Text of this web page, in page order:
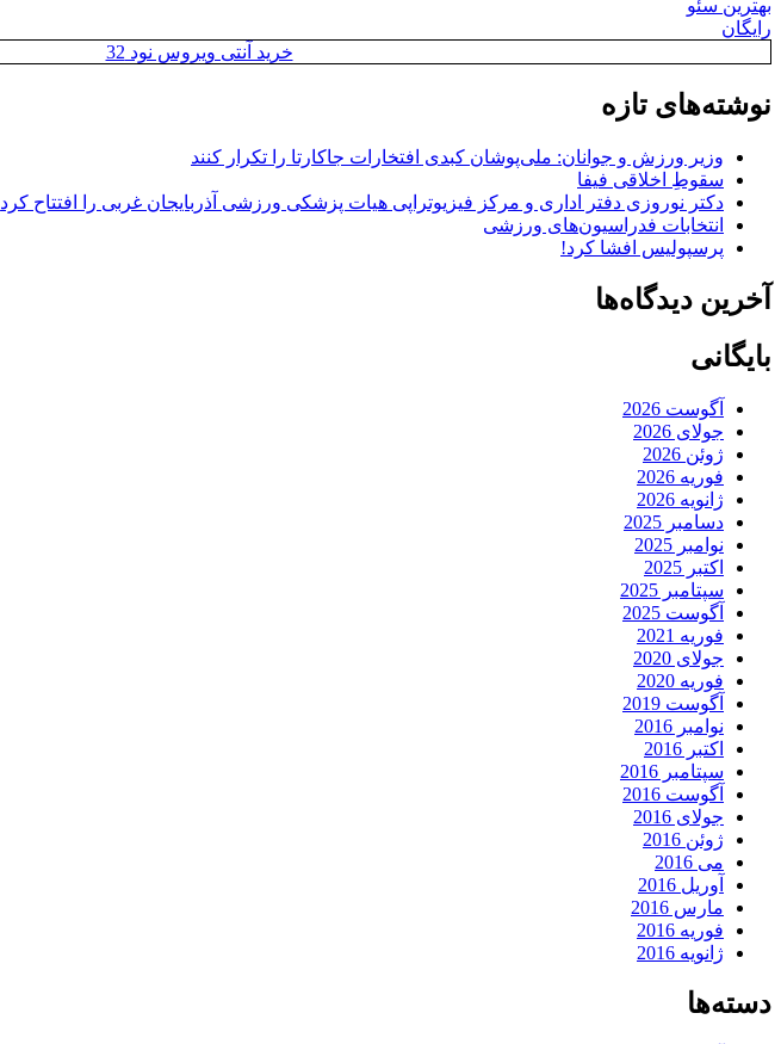
بهترین سئو
رایگان
خرید آنتی ویروس نود 32
نوشته‌های تازه
وزیر ورزش و جوانان: ملی‌پوشان کبدی افتخارات جاکارتا را تکرار کنند
سقوطِ اخلاقی فیفا
دکتر نوروزی دفتر اداری و مرکز فیزیوتراپی هیات پزشکی ورزشی آذربایجان غربی را افتتاح کرد
انتخابات فدراسیون‌های ورزشی
پرسپولیس افشا کرد!
آخرین دیدگاه‌ها
بایگانی
آگوست 2026
جولای 2026
ژوئن 2026
فوریه 2026
ژانویه 2026
دسامبر 2025
نوامبر 2025
اکتبر 2025
سپتامبر 2025
آگوست 2025
فوریه 2021
جولای 2020
فوریه 2020
آگوست 2019
نوامبر 2016
اکتبر 2016
سپتامبر 2016
آگوست 2016
جولای 2016
ژوئن 2016
می 2016
آوریل 2016
مارس 2016
فوریه 2016
ژانویه 2016
دسته‌ها